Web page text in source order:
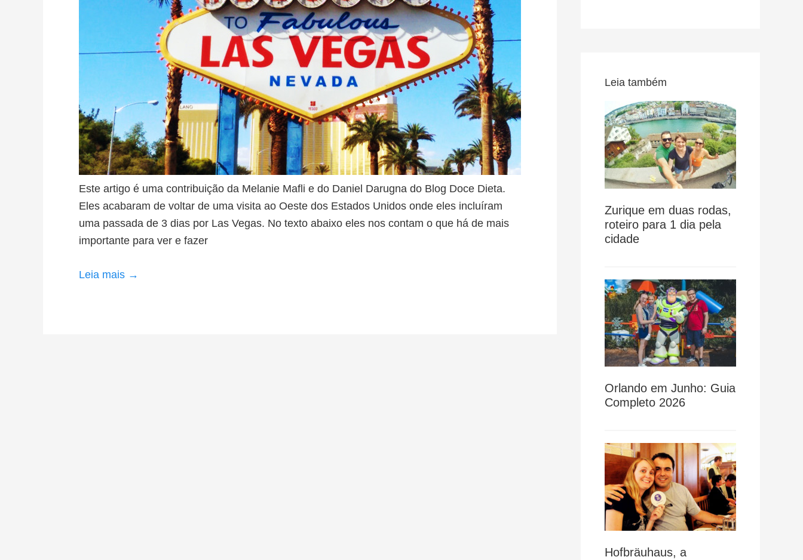
Este artigo é uma contribuição da Melanie Mafli e do Daniel Darugna do Blog Doce Dieta.
Eles acabaram de voltar de uma visita ao Oeste dos Estados Unidos onde eles incluíram
uma passada de 3 dias por Las Vegas. No texto abaixo eles nos contam o que há de mais
importante para ver e fazer
Leia mais →
Leia também
Zurique em duas rodas,
roteiro para 1 dia pela
cidade
Orlando em Junho: Guia
Completo 2026
Hofbräuhaus, a